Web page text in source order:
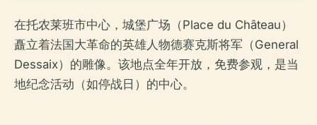
在托农莱班市中心，城堡广场（Place du Château）
矗立着法国大革命的英雄人物德赛克斯将军（General
Dessaix）的雕像。该地点全年开放，免费参观，是当
地纪念活动（如停战日）的中心。